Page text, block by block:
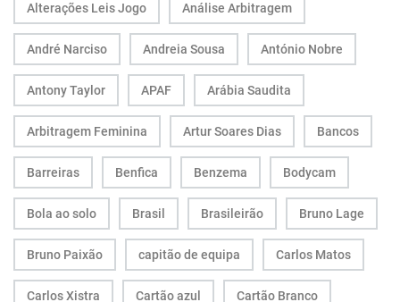
Alterações Leis Jogo Análise Arbitragem
André Narciso Andreia Sousa António Nobre
Antony Taylor APAF Arábia Saudita
Arbitragem Feminina Artur Soares Dias Bancos
Barreiras Benfica Benzema Bodycam
Bola ao solo Brasil Brasileirão Bruno Lage
Bruno Paixão capitão de equipa Carlos Matos
Carlos Xistra Cartão azul Cartão Branco